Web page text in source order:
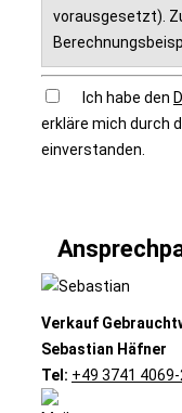
vorausgesetzt).
Ich habe den
erkläre mich durch
einverstanden.
Verkauf
Sebastian Häfner
Tel: +49 3741 4069-